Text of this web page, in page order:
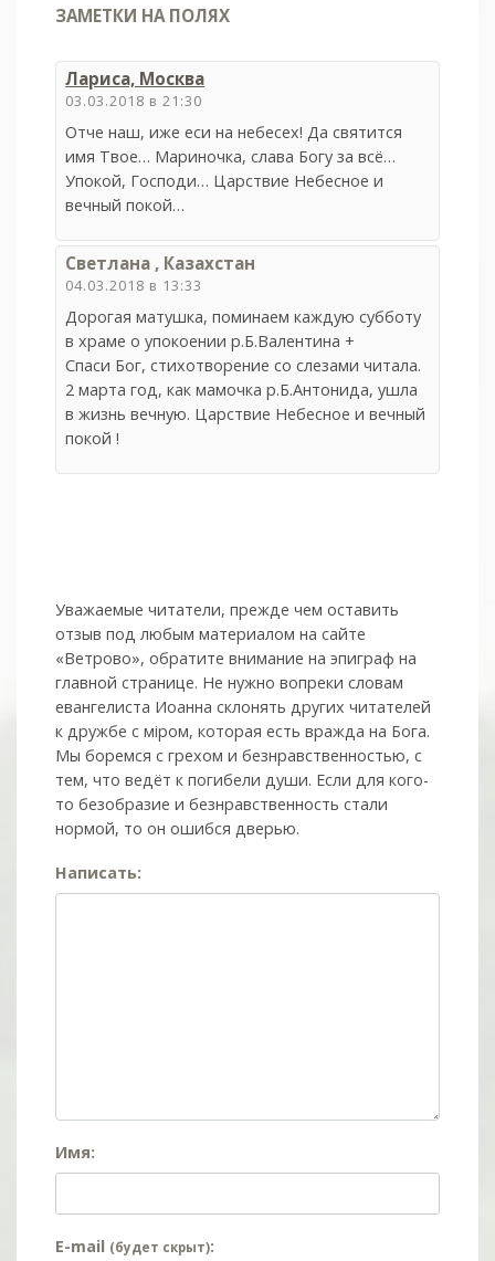
ЗАМЕТКИ НА ПОЛЯХ
Лариса, Москва
03.03.2018 в 21:30
Отче наш, иже еси на небесех! Да святится
имя Твое… Мариночка, слава Богу за всё…
Упокой, Господи… Царствие Небесное и
вечный покой…
Светлана , Казахстан
04.03.2018 в 13:33
Дорогая матушка, поминаем каждую субботу
в храме о упокоении р.Б.Валентина +
Спаси Бог, стихотворение со слезами читала.
2 марта год, как мамочка р.Б.Антонида, ушла
в жизнь вечную. Царствие Небесное и вечный
покой !
Уважаемые читатели, прежде чем оставить
отзыв под любым материалом на сайте
«Ветрово», обратите внимание на эпиграф на
главной странице. Не нужно вопреки словам
евангелиста Иоанна склонять других читателей
к дружбе с мiром, которая есть вражда на Бога.
Мы боремся с грехом и без­нрав­ствен­ностью, с
тем, что ведёт к погибели души. Если для кого-
то безобразие и безнравственность стали
нормой, то он ошибся дверью.
Написать:
Имя:
E-mail (будет скрыт):